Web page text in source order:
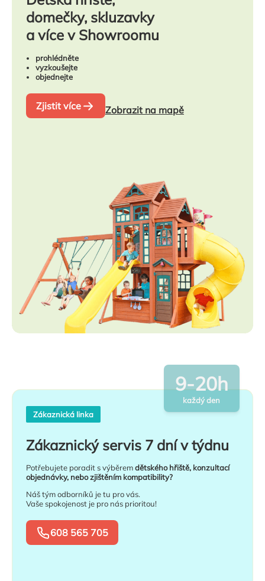
domečky, skluzavky
a více v Showroomu
prohlédněte
vyzkoušejte
objednejte
Zjistit více Zobrazit na mapě
Zákaznická linka
Zákaznický servis 7 dní v týdnu
Potřebujete poradit s výběremdětského hřiště, konzultací
objednávky, nebo zjištěním kompatibility?
Náš tým odborníků je tu pro vás.
Vaše spokojenost je pro nás prioritou!
608 565 705
9-20h
každý den